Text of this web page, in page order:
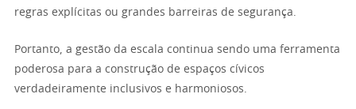
regras explícitas ou grandes barreiras de segurança.
Portanto, a gestão da escala continua sendo uma ferramenta
poderosa para a construção de espaços cívicos
verdadeiramente inclusivos e harmoniosos.